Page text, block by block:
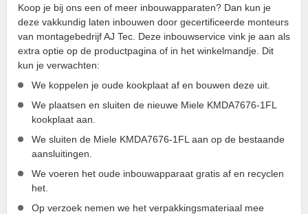
Koop je bij ons een of meer inbouwapparaten? Dan kun je
deze vakkundig laten inbouwen door gecertificeerde monteurs
van montagebedrijf AJ Tec. Deze inbouwservice vink je aan als
extra optie op de productpagina of in het winkelmandje. Dit
kun je verwachten:
We koppelen je oude kookplaat af en bouwen deze uit.
We plaatsen en sluiten de nieuwe Miele KMDA7676-1FL
kookplaat aan.
We sluiten de Miele KMDA7676-1FL aan op de bestaande
aansluitingen.
We voeren het oude inbouwapparaat gratis af en recyclen
het.
Op verzoek nemen we het verpakkingsmateriaal mee